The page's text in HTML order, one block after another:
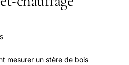
mesurer un stère de bois